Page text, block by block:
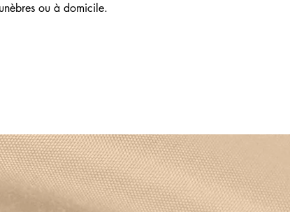
ou à domicile.